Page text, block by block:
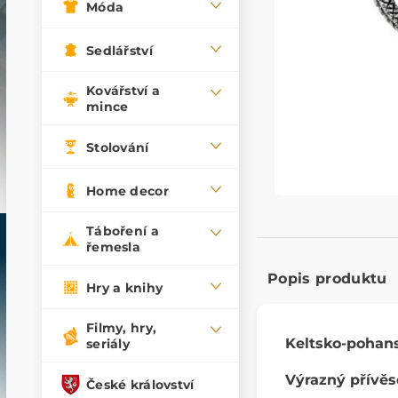
Móda
Sedlářství
Kovářství a
mince
Stolování
Home decor
Táboření a
řemesla
Hry a knihy
Filmy, hry,
seriály
České království
Popis produktu
Keltsko-
Výrazný